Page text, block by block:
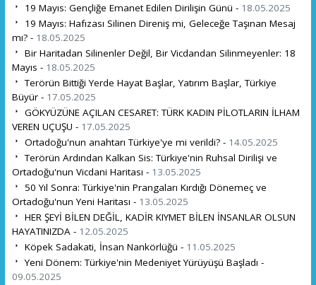
19 Mayıs: Gençliğe Emanet Edilen Dirilişin Günü - 18.05.2025
19 Mayıs: Hafızası Silinen Direniş mi, Geleceğe Taşınan Mesaj
mı? - 18.05.2025
Bir Haritadan Silinenler Değil, Bir Vicdandan Silinmeyenler: 18
Mayıs - 18.05.2025
Terörün Bittiği Yerde Hayat Başlar, Yatırım Başlar, Türkiye
Büyür - 17.05.2025
GÖKYÜZÜNE AÇILAN CESARET: TÜRK KADIN PİLOTLARIN İLHAM
VEREN UÇUŞU - 17.05.2025
Ortadoğu'nun anahtarı Türkiye'ye mi verildi? - 14.05.2025
Terörün Ardından Kalkan Sis: Türkiye'nin Ruhsal Dirilişi ve
Ortadoğu'nun Vicdani Haritası - 13.05.2025
50 Yıl Sonra: Türkiye'nin Prangaları Kırdığı Dönemeç ve
Ortadoğu'nun Yeni Haritası - 13.05.2025
HER ŞEYİ BİLEN DEĞİL, KADİR KIYMET BİLEN İNSANLAR OLSUN
HAYATINIZDA - 12.05.2025
Köpek Sadakati, İnsan Nankörlüğü - 11.05.2025
Yeni Dönem: Türkiye'nin Medeniyet Yürüyüşü Başladı -
09.05.2025